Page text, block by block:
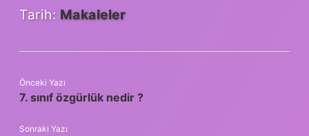
Tarih: Makaleler
Önceki Yazı
7. sınıf özgürlük nedir ?
Sonraki Yazı